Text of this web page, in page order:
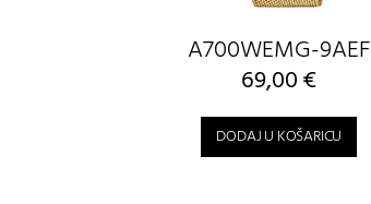
A700WEMG-9AEF
69,00€
DODAJ U KOŠARICU